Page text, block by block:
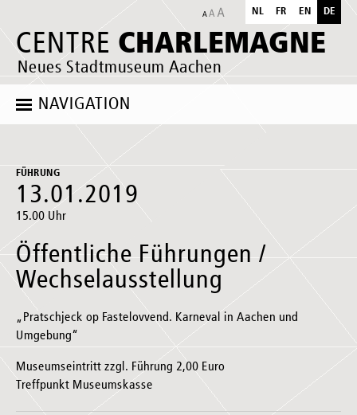
CENTRE CHARLEMAGNE
Neues Stadtmuseum Aachen
NL FR EN DE
NAVIGATION
FÜHRUNG
13.01.2019
15.00 Uhr
Öffentliche Führungen /
Wechselausstellung
„Pratschjeck op Fastelovvend. Karneval in Aachen und
Umgebung“
Museumseintritt zzgl. Führung 2,00 Euro
Treffpunkt Museumskasse